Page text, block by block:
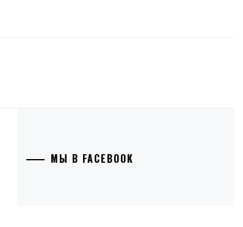
МЫ В FACEBOOK